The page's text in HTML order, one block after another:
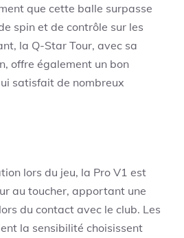
que cette balle surpasse
spin et de contrôle sur les
la Q-Star Tour, avec sa
offre également un bon
satisfait de nombreux
lors du jeu, la Pro V1 est
au toucher, apportant une
du contact avec le club. Les
la sensibilité choisissent